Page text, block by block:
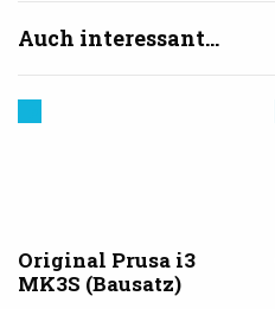
Auch interessant...
Original Prusa i3
MK3S (Bausatz)